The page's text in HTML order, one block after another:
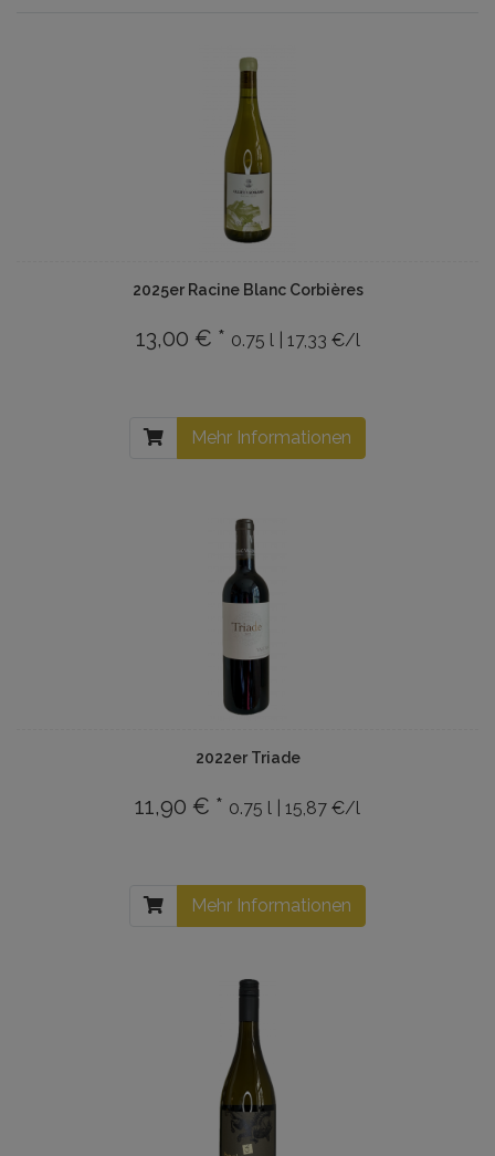
2025er Racine Blanc Corbières
13,00 € * 0.75 l | 17,33 €/l
Mehr Informationen
2022er Triade
11,90 € * 0.75 l | 15,87 €/l
Mehr Informationen